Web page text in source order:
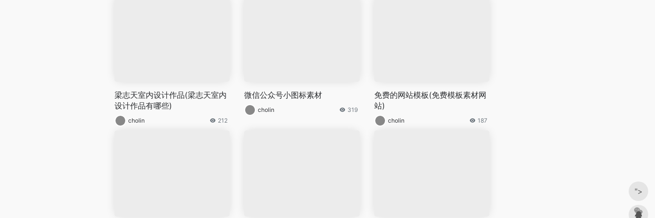
梁志天室内设计作品(梁志天室内
设计作品有哪些)
cholin 212
微信公众号小图标素材
cholin 319
免费的网站模板(免费模板素材网
站)
cholin 187
">